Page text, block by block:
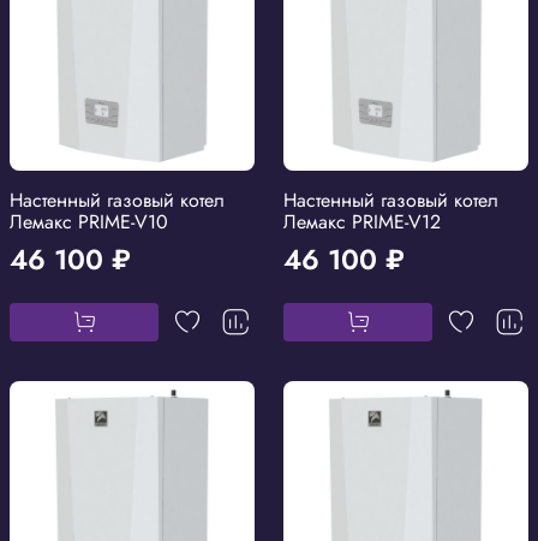
Настенный газовый котел
Лемакс PRIME-V10
46 100 ₽
Настенный газовый котел
Лемакс PRIME-V12
46 100 ₽